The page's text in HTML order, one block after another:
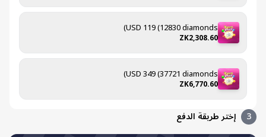
USD 119 (12830 diamonds)
ZK2,308.60
USD 349 (37721 diamonds)
ZK6,770.60
إختر طريقة الدفع